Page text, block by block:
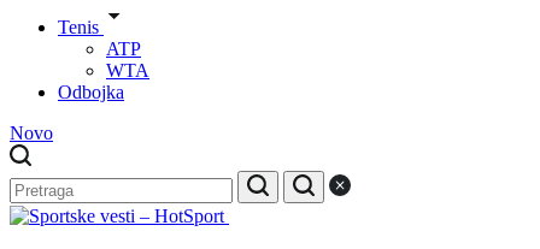
Tenis
ATP
WTA
Odbojka
Novo